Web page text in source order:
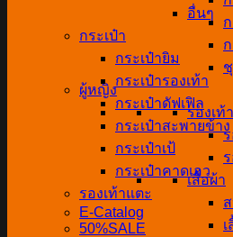
ผู้หญิง
รองเท้า
เสื้อผ้า
อื่นๆ
กระเป๋า
กระเป๋ายิม
กระเป๋ารองเท้า
กระเป๋าดัฟเฟิล
กระเป๋าสะพายข้าง
กระเป๋าเป้
กระเป๋าคาดเอว
รองเท้าแตะ
E-Catalog
50%SALE